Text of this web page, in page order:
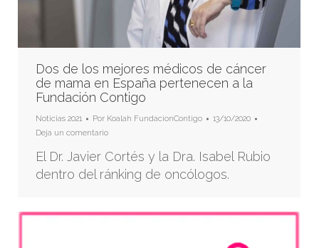
Dos de los mejores médicos de cáncer
de mama en España pertenecen a la
Fundación Contigo
Noticias 2021 Por Koalah FundacionContigo
13/10/2020
Deja un comentario
El Dr. Javier Cortés y la Dra. Isabel Rubio
dentro del ránking de oncólogos.